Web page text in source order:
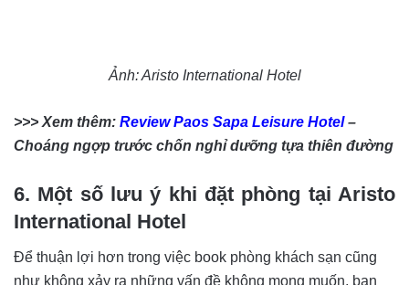
Ảnh: Aristo International Hotel
>>> Xem thêm: Review Paos Sapa Leisure Hotel–
Choáng ngợp trước chốn nghỉ dưỡng tựa thiên đường
6. Một số lưu ý khi đặt phòng tại Aristo
International Hotel
Để thuận lợi hơn trong việc book phòng khách sạn cũng
như không xảy ra những vấn đề không mong muốn, bạn